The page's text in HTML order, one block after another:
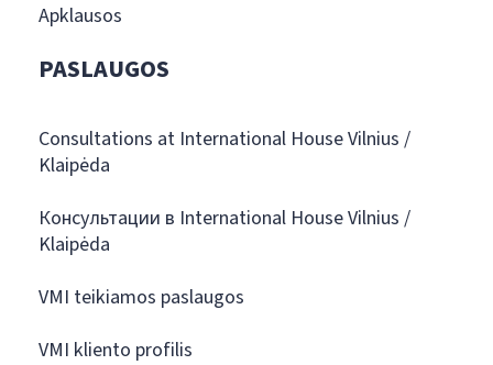
Apklausos
PASLAUGOS
Consultations at International House Vilnius /
Klaipėda
Консультации в International House Vilnius /
Klaipėda
VMI teikiamos paslaugos
VMI kliento profilis